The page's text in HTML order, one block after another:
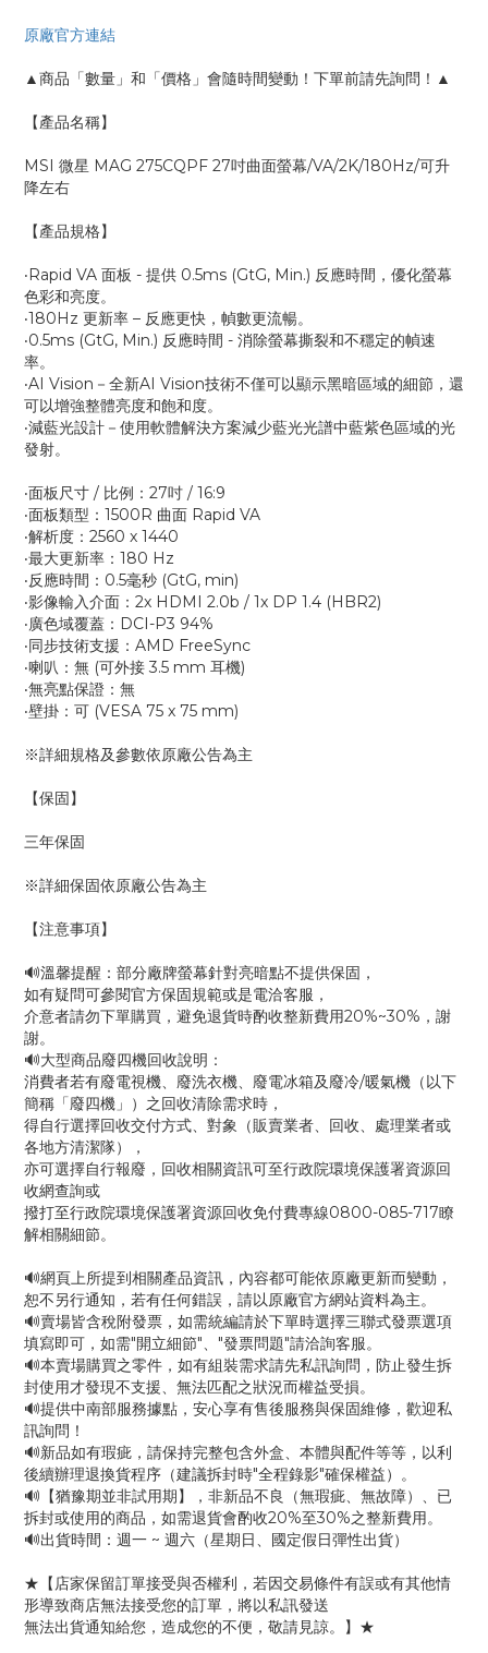
原廠官方連結
▲商品「數量」和「價格」會隨時間變動！下單前請先詢問！▲
【產品名稱】
MSI 微星 MAG 275CQPF 27吋曲面螢幕/VA/2K/180Hz/可升
降左右
【產品規格】
‧Rapid VA 面板 - 提供 0.5ms (GtG, Min.) 反應時間，優化螢幕
色彩和亮度。
‧180Hz 更新率 – 反應更快，幀數更流暢。
‧0.5ms (GtG, Min.) 反應時間 - 消除螢幕撕裂和不穩定的幀速
率。
‧AI Vision－全新AI Vision技術不僅可以顯示黑暗區域的細節，還
可以增強整體亮度和飽和度。
‧減藍光設計－使用軟體解決方案減少藍光光譜中藍紫色區域的光
發射。
‧面板尺寸 / 比例：27吋 / 16:9
‧面板類型：1500R 曲面 Rapid VA
‧解析度：2560 x 1440
‧最大更新率：180 Hz
‧反應時間：0.5毫秒 (GtG, min)
‧影像輸入介面：2x HDMI 2.0b / 1x DP 1.4 (HBR2)
‧廣色域覆蓋：DCI-P3 94%
‧同步技術支援：AMD FreeSync
‧喇叭：無 (可外接 3.5 mm 耳機)
‧無亮點保證：無
‧壁掛：可 (VESA 75 x 75 mm)
※詳細規格及參數依原廠公告為主
【保固】
三年保固
※詳細保固依原廠公告為主
【注意事項】
🔊溫馨提醒：部分廠牌螢幕針對亮暗點不提供保固，
如有疑問可參閱官方保固規範或是電洽客服，
介意者請勿下單購買，避免退貨時酌收整新費用20%~30%，謝
謝。
🔊大型商品廢四機回收說明：
消費者若有廢電視機、廢洗衣機、廢電冰箱及廢冷/暖氣機（以下
簡稱「廢四機」）之回收清除需求時，
得自行選擇回收交付方式、對象（販賣業者、回收、處理業者或
各地方清潔隊），
亦可選擇自行報廢，回收相關資訊可至行政院環境保護署資源回
收網查詢或
撥打至行政院環境保護署資源回收免付費專線0800-085-717瞭
解相關細節。
🔊網頁上所提到相關產品資訊，內容都可能依原廠更新而變動，
恕不另行通知，若有任何錯誤，請以原廠官方網站資料為主。
🔊賣場皆含稅附發票，如需統編請於下單時選擇三聯式發票選項
填寫即可，如需"開立細節"、"發票問題"請洽詢客服。
🔊本賣場購買之零件，如有組裝需求請先私訊詢問，防止發生拆
封使用才發現不支援、無法匹配之狀況而權益受損。
🔊提供中南部服務據點，安心享有售後服務與保固維修，歡迎私
訊詢問！
🔊新品如有瑕疵，請保持完整包含外盒、本體與配件等等，以利
後續辦理退換貨程序（建議拆封時"全程錄影"確保權益）。
🔊【猶豫期並非試用期】，非新品不良（無瑕疵、無故障）、已
拆封或使用的商品，如需退貨會酌收20%至30%之整新費用。
🔊出貨時間：週一 ~ 週六（星期日、國定假日彈性出貨）
★【店家保留訂單接受與否權利，若因交易條件有誤或有其他情
形導致商店無法接受您的訂單，將以私訊發送
無法出貨通知給您，造成您的不便，敬請見諒。】★